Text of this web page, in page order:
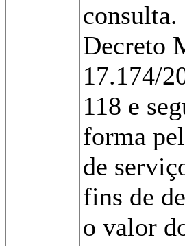
Decreto
17.174/
118 e
forma
de
fins de
o valor